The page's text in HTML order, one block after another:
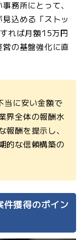
務所にとって、
込める「ストッ
れば月額15万円
の基盤強化に直
当に安い金額で
界全体の報酬水
酬を提示し、
的な信頼構築の
件獲得のポイン